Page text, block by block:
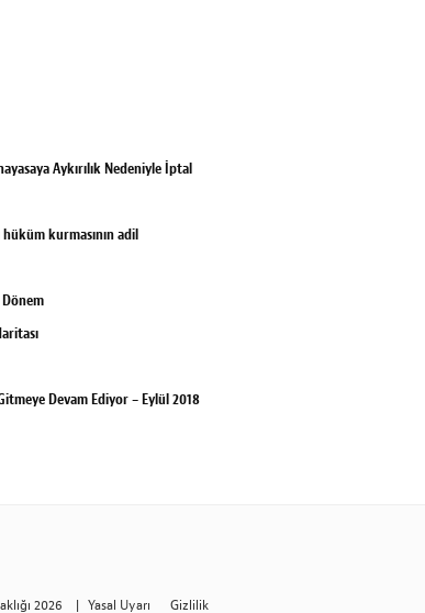
Aykırılık Nedeniyle İptal
kurmasının adil
Devam Ediyor – Eylül 2018
2026 Yasal Uyarı Gizlilik